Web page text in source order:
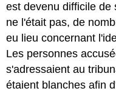
est devenu difficile de
ne l'était pas, de
eu lieu concernant
Les personnes
s'adressaient au
étaient blanches afin